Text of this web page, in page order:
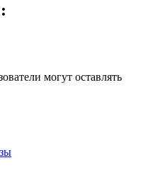
могут оставлять